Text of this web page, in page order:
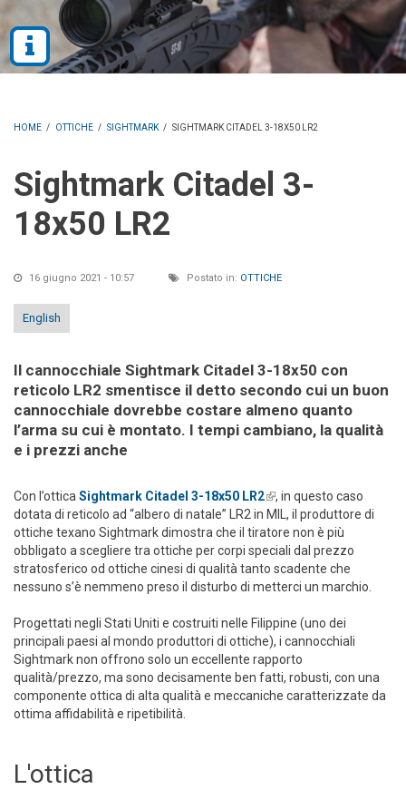
HOME / OTTICHE / SIGHTMARK / SIGHTMARK CITADEL 3-18X50 LR2
Sightmark Citadel 3-
18x50 LR2
16 giugno 2021 - 10:57 Postato in: OTTICHE
English
Il cannocchiale Sightmark Citadel 3-18x50 con
reticolo LR2 smentisce il detto secondo cui un buon
cannocchiale dovrebbe costare almeno quanto
l’arma su cui è montato. I tempi cambiano, la qualità
e i prezzi anche
Con l’ottica Sightmark Citadel 3-18x50 LR2(link is external)
, in questo caso
dotata di reticolo ad “albero di natale” LR2 in MIL, il produttore di
ottiche texano Sightmark dimostra che il tiratore non è più
obbligato a scegliere tra ottiche per corpi speciali dal prezzo
stratosferico od ottiche cinesi di qualità tanto scadente che
nessuno s’è nemmeno preso il disturbo di metterci un marchio.
Progettati negli Stati Uniti e costruiti nelle Filippine (uno dei
principali paesi al mondo produttori di ottiche), i cannocchiali
Sightmark non offrono solo un eccellente rapporto
qualità/prezzo, ma sono decisamente ben fatti, robusti, con una
componente ottica di alta qualità e meccaniche caratterizzate da
ottima affidabilità e ripetibilità.
L'ottica